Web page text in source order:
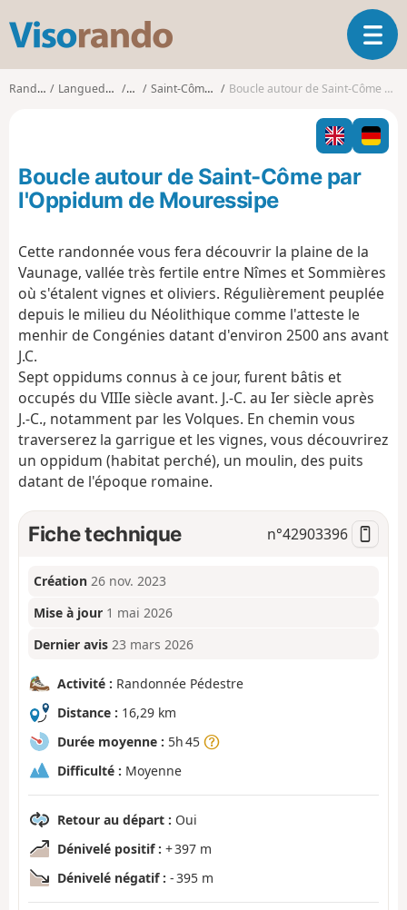
s
o
o
O
u
i
r
l
g
a
i
Randonnées Languedoc-Roussillon GardSaint-Côme-et-Maruéjols Boucle autour de Saint-Côme par l'Oppidum de Mouressipe
Boucle autour de Saint-Côme par
l'Oppidum de Mouressipe
Cette randonnée vous fera découvrir la plaine de la
Vaunage, vallée très fertile entre Nîmes et Sommières
où s'étalent vignes et oliviers. Régulièrement peuplée
depuis le milieu du Néolithique comme l'atteste le
menhir de Congénies datant d'environ 2500 ans avant
J.C.
Sept oppidums connus à ce jour, furent bâtis et
occupés du VIIIe siècle avant. J.-C. au Ier siècle après
J.-C., notamment par les Volques. En chemin vous
traverserez la garrigue et les vignes, vous découvrirez
un oppidum (habitat perché), un moulin, des puits
datant de l'époque romaine.
Fiche technique n°42903396
Création 26 nov. 2023
Mise à jour 1 mai 2026
Dernier avis 23 mars 2026
Activité : Randonnée Pédestre
Distance : 16,29 km
Durée moyenne : 5h 45
Difficulté : Moyenne
Retour au départ : Oui
Dénivelé positif : + 397 m
Dénivelé négatif : - 395 m